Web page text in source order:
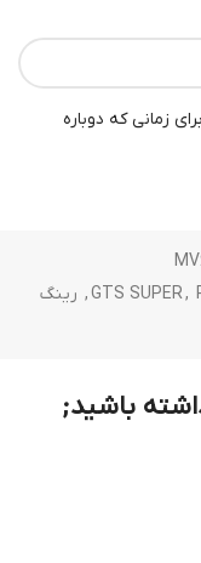
زمانی که دوباره
GTS SUPER,
, رینگ
باشید;